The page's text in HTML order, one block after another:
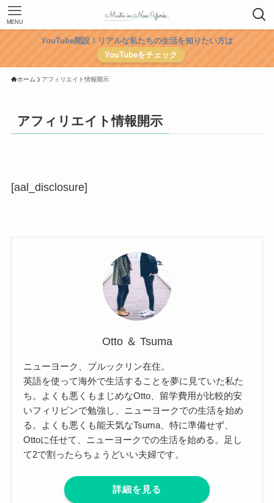
MENU
YouTube開設！リアルな私たちの生活を知りたい方は
YouTubeをチェック
ホーム アフィリエイト情報開示
アフィリエイト情報開示
[aal_disclosure]
Otto ＆ Tsuma
ニューヨーク、ブルックリン在住。
英語を使って海外で生活することを夢に見ていた私た
ち。よくも悪くもまじめなOtto、留学費用が比較的安
いフィリピンで勉強し、ニューヨークでの生活を始め
る。よくも悪くも能天気なTsuma、特に準備せず、
Ottoに任せて、ニューヨークでの生活を始める。足し
て2で割ったらちょうどいい夫婦です。
詳細を見る